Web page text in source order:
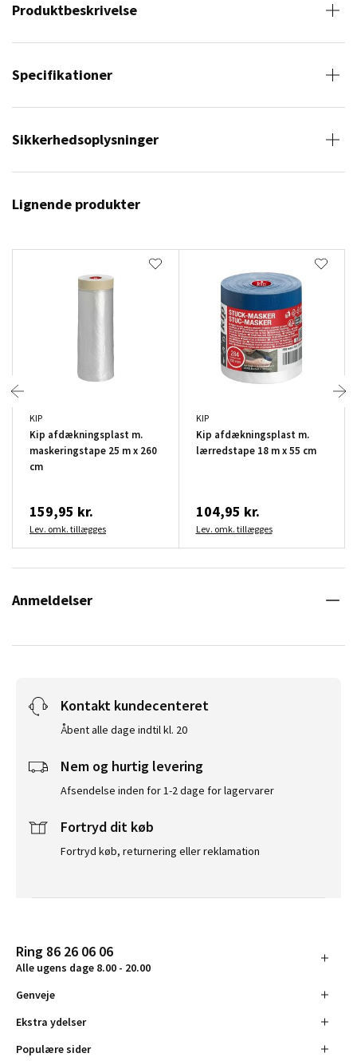
Produktbeskrivelse
Specifikationer
Sikkerhedsoplysninger
Lignende produkter
KIP
Kip afdækningsplast m.
maskeringstape 25 m x 260
cm
159,95 kr.
Lev. omk. tillægges
KIP
Kip afdækningsplast m.
lærredstape 18 m x 55 cm
104,95 kr.
Lev. omk. tillægges
Anmeldelser
Kontakt kundecenteret
Åbent alle dage indtil kl. 20
Nem og hurtig levering
Afsendelse inden for 1-2 dage for lagervarer
Fortryd dit køb
Fortryd køb, returnering eller reklamation
Ring 86 26 06 06
Alle ugens dage 8.00 - 20.00
Genveje
Ekstra ydelser
Populære sider